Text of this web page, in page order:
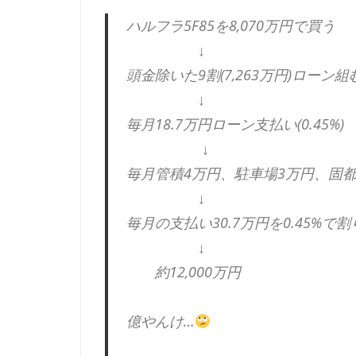
ハルフラ5F85を8,070万円で買う
↓
頭金除いた9割(7,263万円)ローン組
↓
毎月18.7万円ローン支払い(0.45%)
↓
毎月管積4万円、駐車場3万円、固
↓
毎月の支払い30.7万円を0.45%で割
↓
約12,000万円
億やんけ…